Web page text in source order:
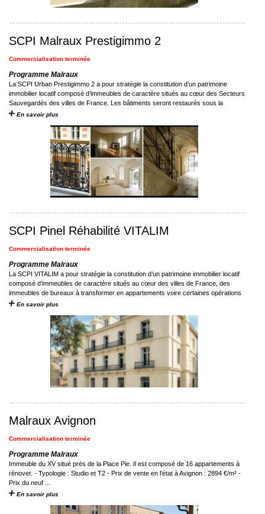
SCPI Malraux Prestigimmo 2
Commercialisation terminée
Programme Malraux
La SCPI Urban Prestigimmo 2 a pour stratégie la constitution d’un patrimoine
immobilier locatif composé d’immeubles de caractère situés au cœur des Secteurs
Sauvegardés des villes de France. Les bâtiments seront restaurés sous la
surveillance des ...
En savoir plus
SCPI Pinel Réhabilité VITALIM
Commercialisation terminée
Programme Malraux
La SCPI VITALIM a pour stratégie la constitution d’un patrimoine immobilier locatif
composé d’immeubles de caractère situés au cœur des villes de France, des
immeubles de bureaux à transformer en appartements voire certaines opérations
en ...En savoir plus
Malraux Avignon
Commercialisation terminée
Programme Malraux
Immeuble du XV situé près de la Place Pie. Il est composé de 16 appartements à
rénover. - Typologie : Studio et T2 - Prix de vente en l'état à Avignon : 2894 €/m² -
Prix du neuf ...
En savoir plus